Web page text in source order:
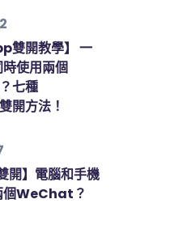
雙開教學】 一
使用兩個
七種
方法！
開】電腦和手機
個WeChat？